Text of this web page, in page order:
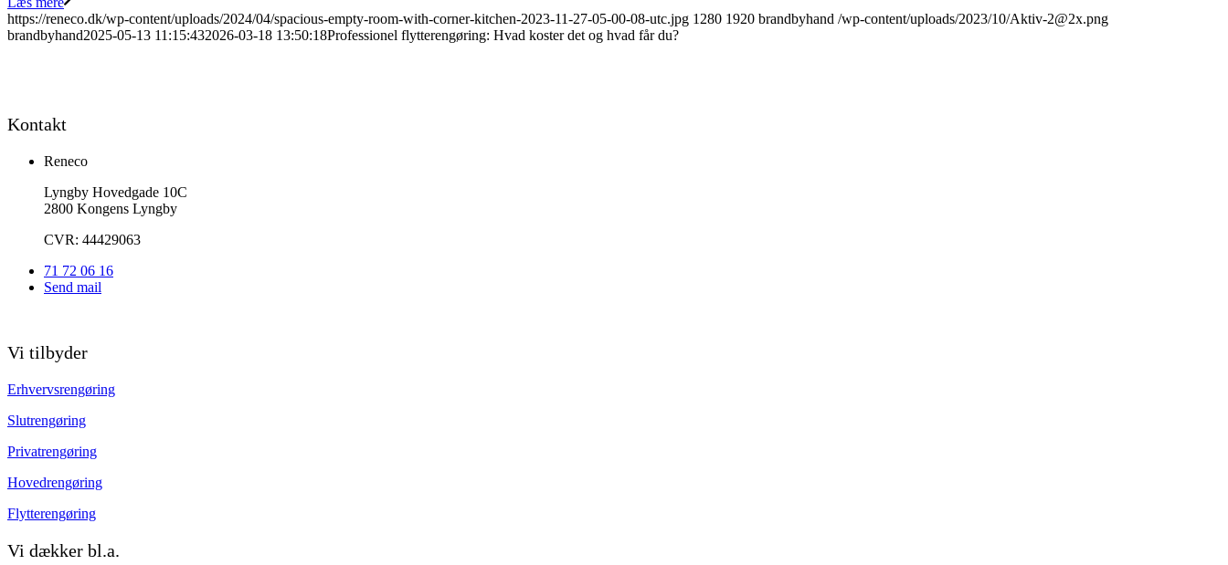
https://reneco.dk/wp-content/uploads/2024/04/spacious-empty-room-with-corner-kitchen-2023-11-27-05-00-08-utc.jpg 1280 1920 brandbyhand /wp-content/uploads/2023/10/Aktiv-2@2x.png
brandbyhand2025-05-13 11:15:432026-03-18 13:50:18Professionel flytterengøring: Hvad koster det og hvad får du?
Kontakt
Reneco
Lyngby Hovedgade 10C
2800 Kongens Lyngby
CVR: 44429063
71 72 06 16
Send mail
Vi tilbyder
Erhvervsrengøring
Slutrengøring
Privatrengøring
Hovedrengøring
Flytterengøring
Vi dækker bl.a.